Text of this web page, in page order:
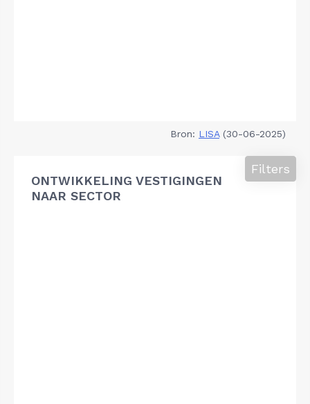
Bron: LISA(30-06-2025)
ONTWIKKELING VESTIGINGEN
NAAR SECTOR
Filters